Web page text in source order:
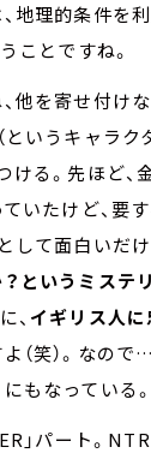
地理的条件を
ことですね。
他を寄せ付け
というキャラク
ける。先ほど
ていたけど、
して面白いだ
というミステ
、 イギリス人
（笑）。なの
もなっている。
」パート。